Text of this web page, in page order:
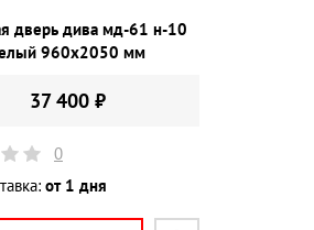
дверь дива мд-61 н-10
960х2050 мм
37 400 ₽
0
от 1 дня